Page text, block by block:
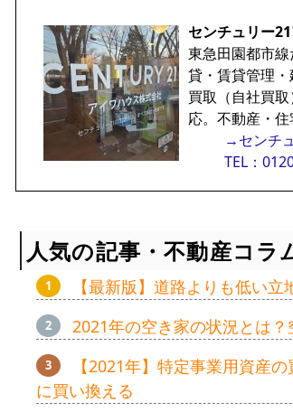
センチュリー
東急田園都市
貸・賃貸管理
買取（自社買
応。不動産・
→センチ
TEL：
人気の記事・不動産コラ
【最新版】道路よりも低い
2021年の空き家の状況とは
【2021年】特定事業用資産
に買い換える